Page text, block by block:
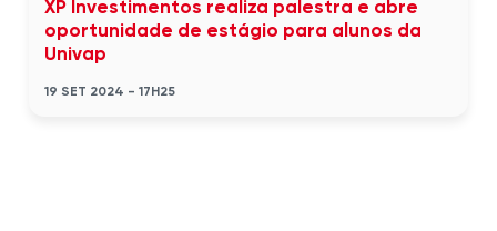
XP Investimentos realiza palestra e abre
oportunidade de estágio para alunos da
Univap
19 SET 2024 - 17H25